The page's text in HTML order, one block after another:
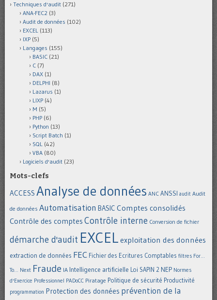
Techniques d'audit (271)
ANA-FEC2 (3)
Audit de données (102)
EXCEL (113)
IXP (5)
Langages (155)
BASIC (21)
C (7)
DAX (1)
DELPHI (8)
Lazarus (1)
LIXP (4)
M (5)
PHP (6)
Python (13)
Script Batch (1)
SQL (42)
VBA (80)
Logiciels d'audit (23)
Mots-clefs
ACCESS Analyse de données ANC ANSSI audit Audit
de données Automatisation BASIC Comptes consolidés
Contrôle des comptes Contrôle interne Conversion de fichier
démarche d'audit EXCEL exploitation des données
extraction de données FEC Fichier des Ecritures Comptables filtres For...
To... Next Fraude IA Intelligence artificielle Loi SAPIN 2 NEP Normes
d'Exercice Professionnel PADoCC Piratage Politique de sécurité Productivité
programmation Protection des données prévention de la